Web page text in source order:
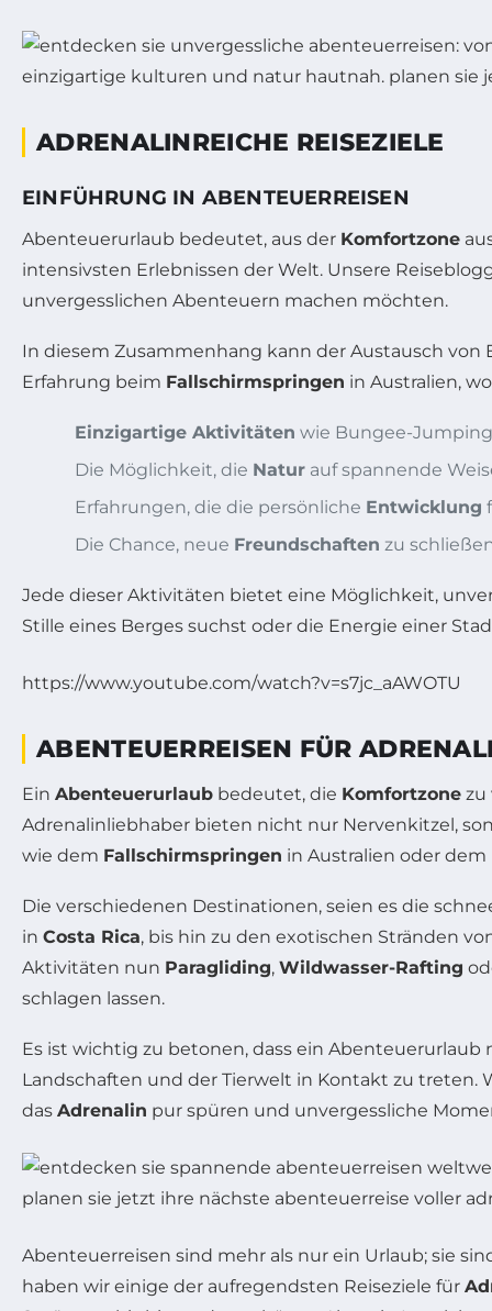
ADRENALINREICHE REISEZIELE
EINFÜHRUNG IN ABENTEUERREISEN
Abenteuerurlaub bedeutet, aus der Komfortzone
intensivsten Erlebnissen der Welt. Unsere
unvergesslichen Abenteuern machen möchten.
In diesem Zusammenhang kann der Austausch
Erfahrung beim Fallschirmspringen in Australien,
Einzigartige Aktivitäten wie Bungee-
Die Möglichkeit, die Natur auf spannende
Erfahrungen, die die persönliche Entwicklung
Die Chance, neue Freundschaften zu
Jede dieser Aktivitäten bietet eine Möglichkeit,
Stille eines Berges suchst oder die Energie einer
https://www.youtube.com/watch?v=s7jc_aAWOTU
ABENTEUERREISEN FÜR
Ein Abenteuerurlaub bedeutet, die Komfortzone zu
Adrenalinliebhaber bieten nicht nur Nervenkitzel,
wie dem Fallschirmspringen in Australien oder dem
Die verschiedenen Destinationen, seien es die
in Costa Rica, bis hin zu den exotischen Stränden
Aktivitäten nun Paragliding, Wildwasser-Rafting
schlagen lassen.
Es ist wichtig zu betonen, dass ein
Landschaften und der Tierwelt in Kontakt zu treten.
das Adrenalin pur spüren und unvergessliche
Abenteuerreisen sind mehr als nur ein Urlaub; sie
haben wir einige der aufregendsten Reiseziele für